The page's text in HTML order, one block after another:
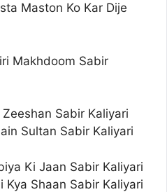
Maston Ko Kar Dije
Makhdoom Sabir
Sabir Kaliyari
Sultan Sabir Kaliyari
Ki Jaan Sabir Kaliyari
Kya Shaan Sabir Kaliyari